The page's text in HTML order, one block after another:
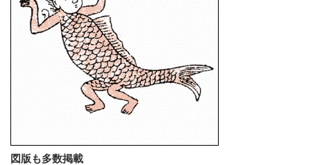
図版も多数掲載